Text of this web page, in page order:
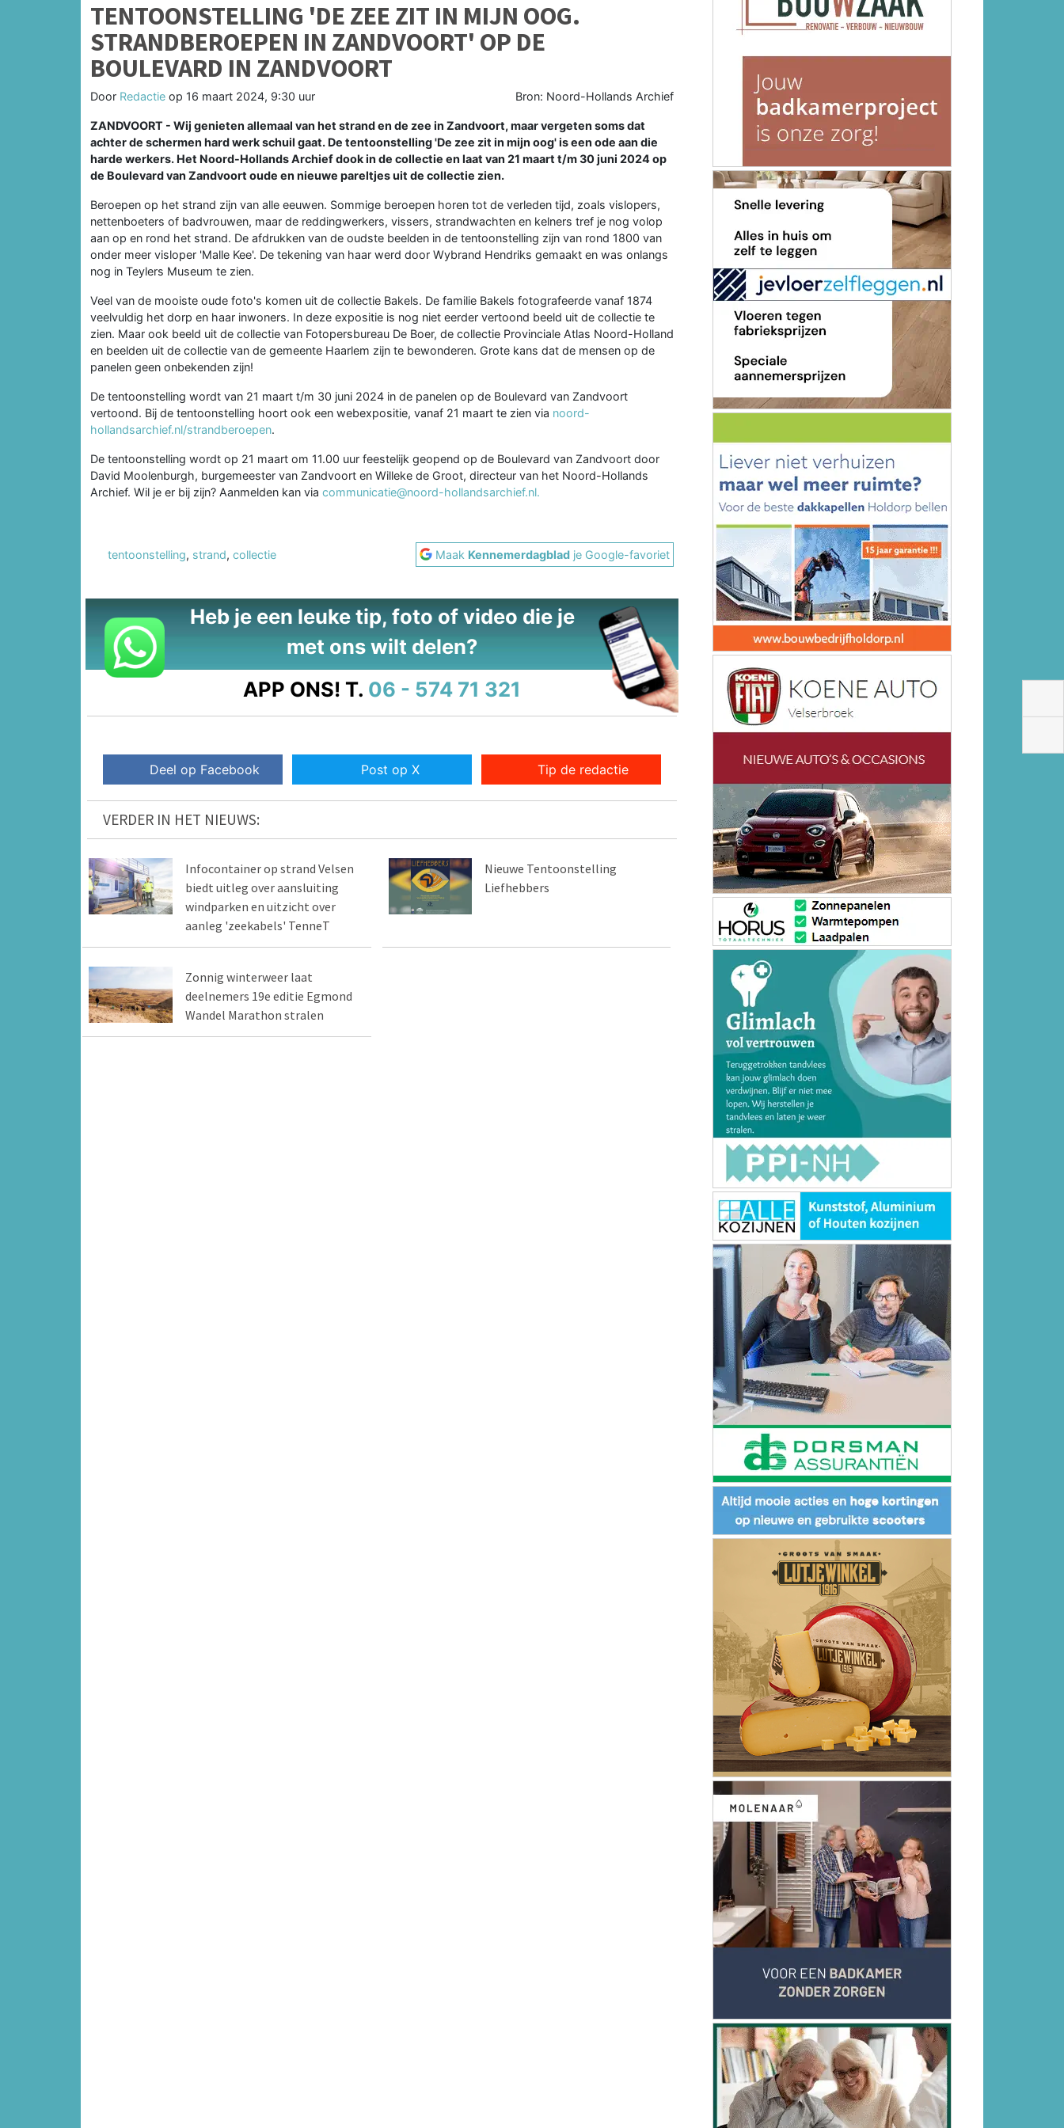
TENTOONSTELLING 'DE ZEE ZIT IN MIJN OOG.
STRANDBEROEPEN IN ZANDVOORT' OP DE
BOULEVARD IN ZANDVOORT
Door Redactie op 16 maart 2024, 9:30 uur Bron: Noord-Hollands Archief
ZANDVOORT - Wij genieten allemaal van het strand en de zee in Zandvoort, maar vergeten soms dat
achter de schermen hard werk schuil gaat. De tentoonstelling 'De zee zit in mijn oog' is een ode aan die
harde werkers. Het Noord-Hollands Archief dook in de collectie en laat van 21 maart t/m 30 juni 2024 op
de Boulevard van Zandvoort oude en nieuwe pareltjes uit de collectie zien.
Beroepen op het strand zijn van alle eeuwen. Sommige beroepen horen tot de verleden tijd, zoals vislopers,
nettenboeters of badvrouwen, maar de reddingwerkers, vissers, strandwachten en kelners tref je nog volop
aan op en rond het strand. De afdrukken van de oudste beelden in de tentoonstelling zijn van rond 1800 van
onder meer visloper 'Malle Kee'. De tekening van haar werd door Wybrand Hendriks gemaakt en was onlangs
nog in Teylers Museum te zien.
Veel van de mooiste oude foto's komen uit de collectie Bakels. De familie Bakels fotografeerde vanaf 1874
veelvuldig het dorp en haar inwoners. In deze expositie is nog niet eerder vertoond beeld uit de collectie te
zien. Maar ook beeld uit de collectie van Fotopersbureau De Boer, de collectie Provinciale Atlas Noord-Holland
en beelden uit de collectie van de gemeente Haarlem zijn te bewonderen. Grote kans dat de mensen op de
panelen geen onbekenden zijn!
De tentoonstelling wordt van 21 maart t/m 30 juni 2024 in de panelen op de Boulevard van Zandvoort
vertoond. Bij de tentoonstelling hoort ook een webexpositie, vanaf 21 maart te zien via noord-
hollandsarchief.nl/strandberoepen.
De tentoonstelling wordt op 21 maart om 11.00 uur feestelijk geopend op de Boulevard van Zandvoort door
David Moolenburgh, burgemeester van Zandvoort en Willeke de Groot, directeur van het Noord-Hollands
Archief. Wil je er bij zijn? Aanmelden kan via communicatie@noord-hollandsarchief.nl.
tentoonstelling, strand, collectie Maak Kennemerdagblad je Google-favoriet
Heb je een leuke tip, foto of video die je
met ons wilt delen?
APP ONS! T. 06 - 574 71 321
Deel op Facebook Post op X Tip de redactie
VERDER IN HET NIEUWS:
Infocontainer op strand Velsen
biedt uitleg over aansluiting
windparken en uitzicht over
aanleg 'zeekabels' TenneT
Nieuwe Tentoonstelling
Liefhebbers
Zonnig winterweer laat
deelnemers 19e editie Egmond
Wandel Marathon stralen